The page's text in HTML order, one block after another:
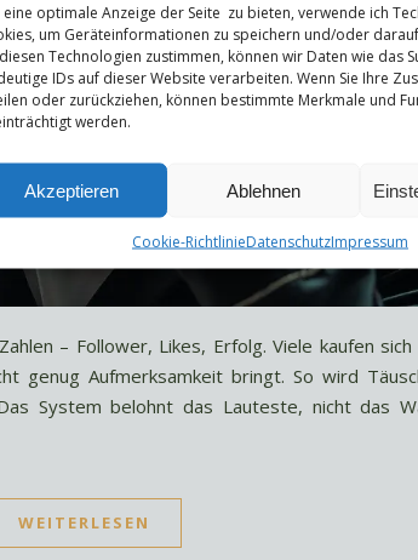
eine optimale Anzeige der Seite zu bieten, verwende ich
um Geräteinformationen zu speichern und/oder
Technologien zustimmen, können wir Daten wie das
IDs auf dieser Website verarbeiten. Wenn Sie Ihre
oder zurückziehen, können bestimmte Merkmale und
werden.
Akzeptieren Ablehnen
Cookie-RichtlinieDatenschutzImpressum
– Follower, Likes, Erfolg. Viele kaufen sich
genug Aufmerksamkeit bringt. So wird
System belohnt das Lauteste, nicht das
WEITERLESEN